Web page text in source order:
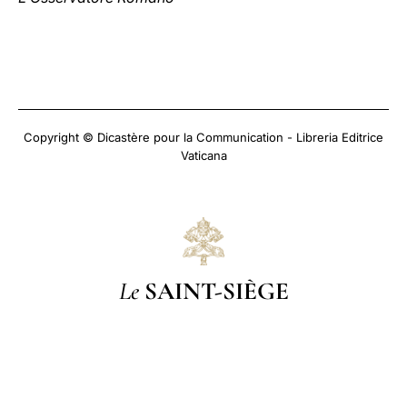
Copyright © Dicastère pour la Communication - Libreria Editrice
Vaticana
Le SAINT-SIÈGE